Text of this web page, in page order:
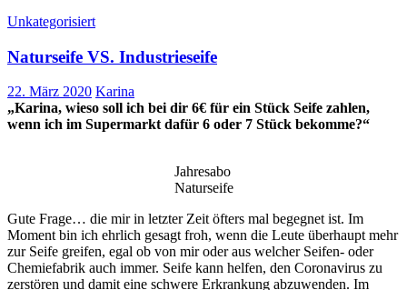
Unkategorisiert
Naturseife VS. Industrieseife
22. März 2020 Karina
„Karina, wieso soll ich bei dir 6€ für ein Stück Seife zahlen,
wenn ich im Supermarkt dafür 6 oder 7 Stück bekomme?“
Jahresabo
Naturseife
Gute Frage… die mir in letzter Zeit öfters mal begegnet ist. Im
Moment bin ich ehrlich gesagt froh, wenn die Leute überhaupt mehr
zur Seife greifen, egal ob von mir oder aus welcher Seifen- oder
Chemiefabrik auch immer. Seife kann helfen, den Coronavirus zu
zerstören und damit eine schwere Erkrankung abzuwenden. Im